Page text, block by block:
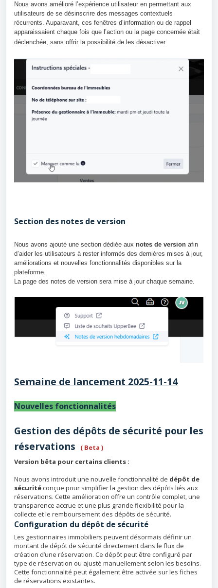
Nous avons amélioré l’expérience utilisateur en permettant aux
utilisateurs de se désinscrire des messages contextuels
récurrents. Auparavant, ces fenêtres d’information ou de rappel
apparaissaient chaque fois que l’action ou la page concernée était
déclenchée, sans offrir la possibilité de les désactiver.
Section des notes de version
Nous avons ajouté une section dédiée aux notes de version afin
d’aider les utilisateurs à rester informés des dernières mises à jour,
améliorations et nouvelles fonctionnalités disponibles sur la
plateforme.
La page des notes de version sera mise à jour chaque semaine.
Semaine de lancement 2025-11-14
Nouvelles fonctionnalités
Gestion des dépôts de sécurité pour les
réservations
( Beta )
Version bêta pour certains clients :
Nous avons introduit une nouvelle fonctionnalité de dépôt de
sécuritéconçue pour simplifier la gestion des dépôts liés aux
réservations. Cette amélioration offre un contrôle complet, une
transparence accrue et une plus grande flexibilité pour la
collecte et le remboursement des dépôts de sécurité.
Configuration du dépôt de sécurité
Les gestionnaires immobiliers peuvent désormais définir un
montant de dépôt de sécurité directement dans le flux de
création d’une réservation. Ce dépôt peut être configuré par
type de réservation ou ajusté manuellement selon les besoins.
Cette fonctionnalité peut également être activée sur les fiches
de réservations existantes.